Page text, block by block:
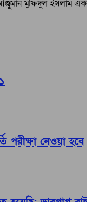
মুফিদুল ইসলাম
পরীক্ষা নেওয়া হবে